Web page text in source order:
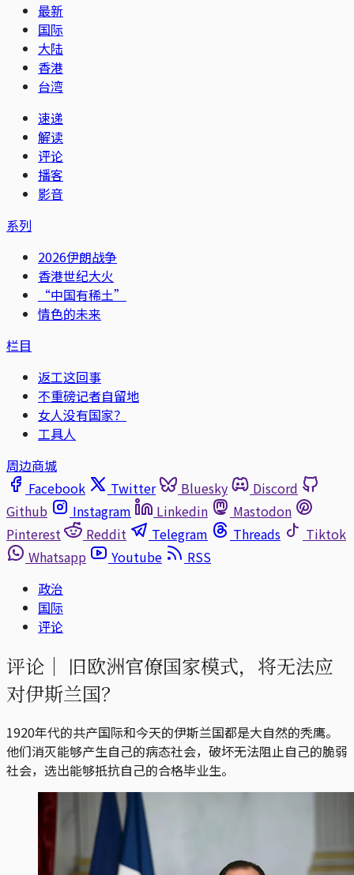
最新
国际
大陆
香港
台湾
速递
解读
评论
播客
影音
系列
2026伊朗战争
香港世纪大火
“中国有稀土”
情色的未来
栏目
返工这回事
不重磅记者自留地
女人没有国家？
工具人
周边商城
Facebook
Twitter Bluesky
Discord
Github
Instagram Linkedin
Mastodon
Pinterest
Reddit Telegram Threads
Tiktok
Whatsapp
Youtube
RSS
政治
国际
评论
评论｜ 旧欧洲官僚国家模式，将无法应
对伊斯兰国？
1920年代的共产国际和今天的伊斯兰国都是大自然的秃鹰。
他们消灭能够产生自己的病态社会，破坏无法阻止自己的脆弱
社会，选出能够抵抗自己的合格毕业生。